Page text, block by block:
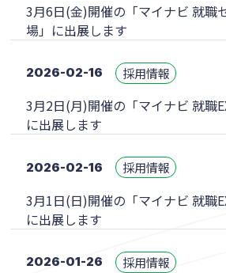
3月6日(金)開催の「マイナビ 就職
場」に出展します
2026-02-16 採用情報
3月2日(月)開催の「マイナビ 就職
に出展します
2026-02-16 採用情報
3月1日(日)開催の「マイナビ 就職
に出展します
2026-01-26 採用情報